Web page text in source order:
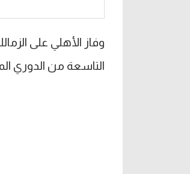
وفاز الأهلي على
التاسعة من الدوري